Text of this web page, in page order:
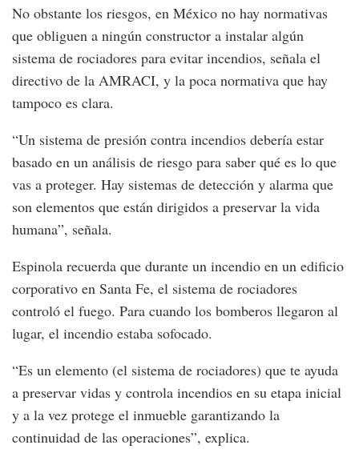
No obstante los riesgos, en México no hay normativas
que obliguen a ningún constructor a instalar algún
sistema de rociadores para evitar incendios, señala el
directivo de la AMRACI, y la poca normativa que hay
tampoco es clara.
“Un sistema de presión contra incendios debería estar
basado en un análisis de riesgo para saber qué es lo que
vas a proteger. Hay sistemas de detección y alarma que
son elementos que están dirigidos a preservar la vida
humana”, señala.
Espinola recuerda que durante un incendio en un edificio
corporativo en Santa Fe, el sistema de rociadores
controló el fuego. Para cuando los bomberos llegaron al
lugar, el incendio estaba sofocado.
“Es un elemento (el sistema de rociadores) que te ayuda
a preservar vidas y controla incendios en su etapa inicial
y a la vez protege el inmueble garantizando la
continuidad de las operaciones”, explica.